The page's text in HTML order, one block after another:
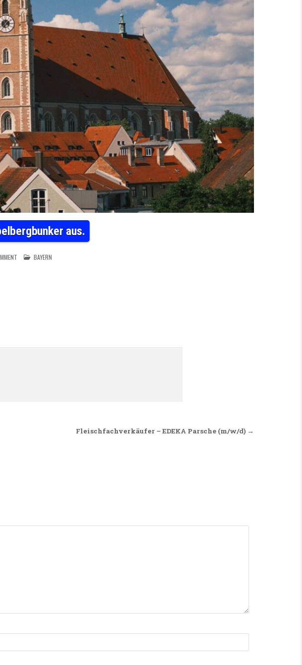
aus.
ON MÜNSTER INGOLSTADT VOM SCHERBELBERGBUNKER AUS.
POSTED IN
BAYERN
Fleischfachverkäufer – EDEKA Parsche (m/w/d) →